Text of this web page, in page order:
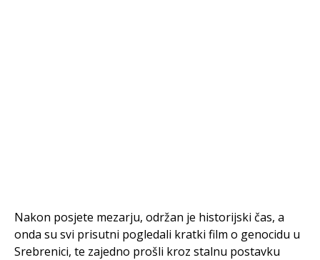
Nakon posjete mezarju, održan je historijski čas, a
onda su svi prisutni pogledali kratki film o genocidu u
Srebrenici, te zajedno prošli kroz stalnu postavku